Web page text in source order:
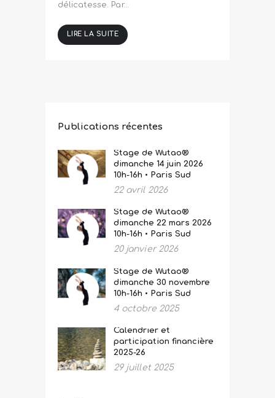
délicatesse. Par…
LIRE LA SUITE
Publications récentes
Stage de Wutao®
dimanche 14 juin 2026
10h-16h • Paris Sud
22 avril 2026
Stage de Wutao®
dimanche 22 mars 2026
10h-16h • Paris Sud
20 janvier 2026
Stage de Wutao®
dimanche 30 novembre
10h-16h • Paris Sud
4 octobre 2025
Calendrier et
participation financière
2025-26
29 juillet 2025